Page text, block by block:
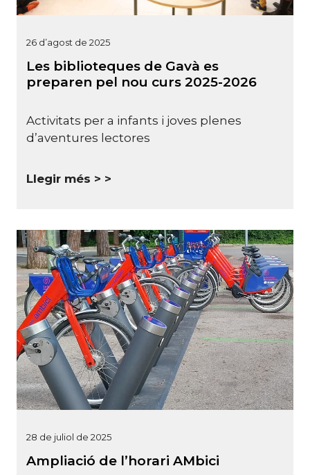
26 d’agost de 2025
Les biblioteques de Gavà es
preparen pel nou curs 2025-2026
Activitats per a infants i joves plenes
d’aventures lectores
Llegir més >
28 de juliol de 2025
Ampliació de l’horari AMbici